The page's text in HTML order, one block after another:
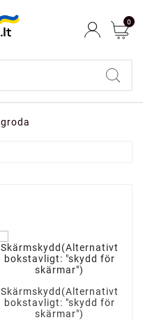
0
groda
Skärmskydd(Alternativt
bokstavligt: "skydd för
skärmar")